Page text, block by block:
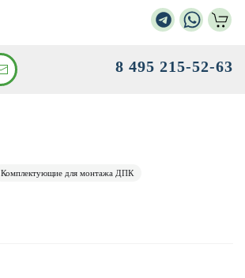
8 495 215-52-63
Комплектующие для монтажа ДПК